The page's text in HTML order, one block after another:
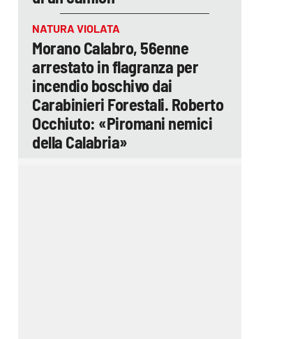
NATURA VIOLATA
Morano Calabro, 56enne
arrestato in flagranza per
incendio boschivo dai
Carabinieri Forestali. Roberto
Occhiuto: «Piromani nemici
della Calabria»